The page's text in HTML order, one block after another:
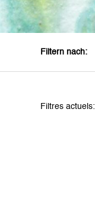
Filtern nach:
Filtres actuels: